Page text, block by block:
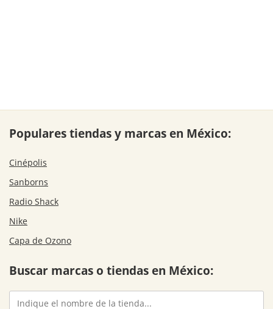
Populares tiendas y marcas en México:
Cinépolis
Sanborns
Radio Shack
Nike
Capa de Ozono
Buscar marcas o tiendas en México: